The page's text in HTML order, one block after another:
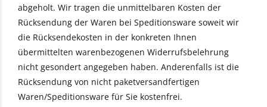
abgeholt. Wir tragen die unmittelbaren Kosten der
Rücksendung der Waren bei Speditionsware soweit wir
die Rücksendekosten in der konkreten Ihnen
übermittelten warenbezogenen Widerrufsbelehrung
nicht gesondert angegeben haben. Anderenfalls ist die
Rücksendung von nicht paketversandfertigen
Waren/Speditionsware für Sie kostenfrei.